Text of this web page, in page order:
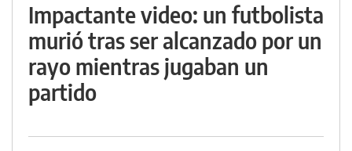
Impactante video: un futbolista
murió tras ser alcanzado por un
rayo mientras jugaban un
partido